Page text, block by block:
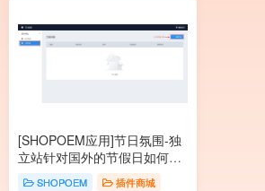
[SHOPOEM应用]节日氛围-独
立站针对国外的节假日如何配
置网站的节日特效氛围？
SHOPOEM 插件商城